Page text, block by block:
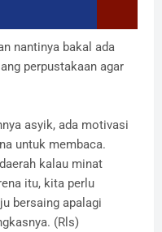
nantinya bakal ada
perpustakaan agar
asyik, ada motivasi
untuk membaca.
kalau minat
itu, kita perlu
bersaing apalagi
(Rls)